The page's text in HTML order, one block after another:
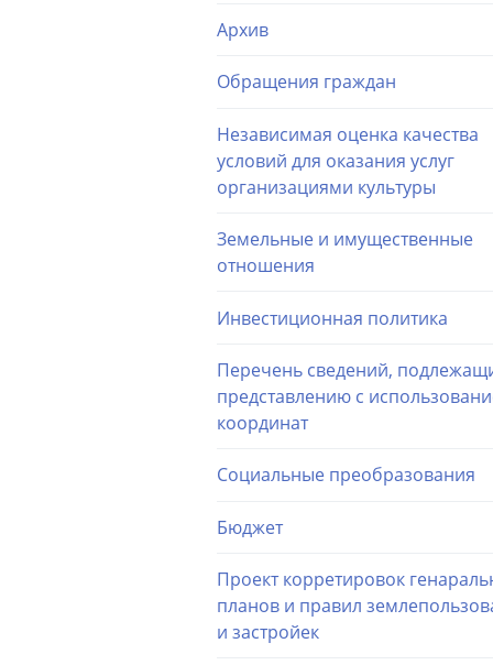
Архив
Обращения граждан
Независимая оценка качества
условий для оказания услуг
организациями культуры
Земельные и имущественные
отношения
Инвестиционная политика
Перечень сведений,
представлению с
координат
Социальные преобразования
Бюджет
Проект корретировок
планов и правил
и застройек